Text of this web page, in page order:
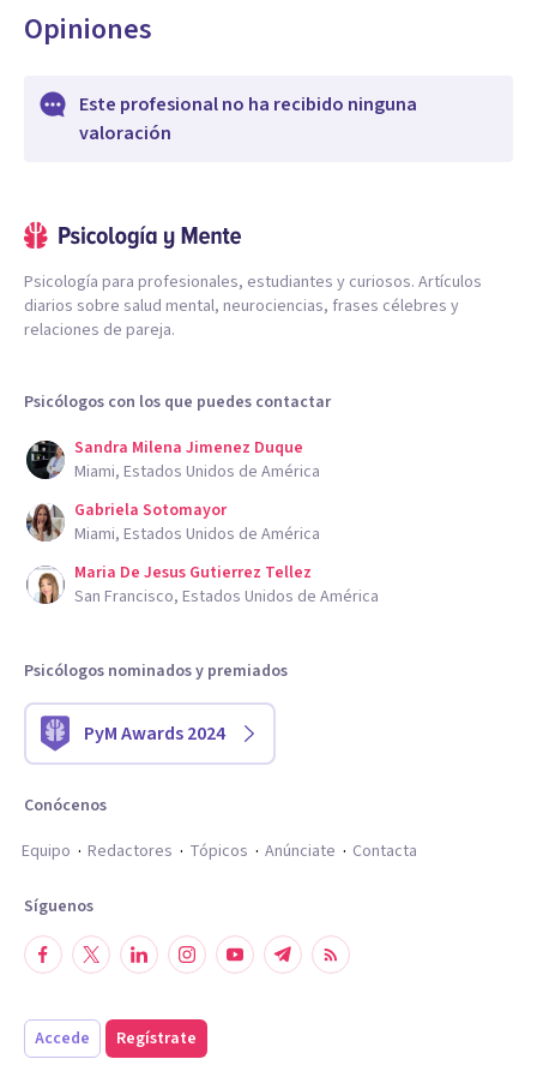
Opiniones
Este profesional no ha recibido ninguna
valoración
Psicología para profesionales, estudiantes y curiosos. Artículos
diarios sobre salud mental, neurociencias, frases célebres y
relaciones de pareja.
Psicólogos con los que puedes contactar
Sandra Milena Jimenez Duque
Miami, Estados Unidos de América
Gabriela Sotomayor
Miami, Estados Unidos de América
Maria De Jesus Gutierrez Tellez
San Francisco, Estados Unidos de América
Psicólogos nominados y premiados
PyM Awards 2024
Conócenos
Equipo
Redactores Tópicos Anúnciate Contacta
Síguenos
Accede Regístrate